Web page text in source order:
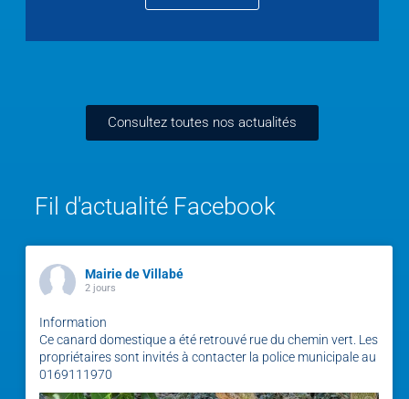
Consultez toutes nos actualités
Fil d'actualité Facebook
Mairie de Villabé
2 jours
Information
Ce canard domestique a été retrouvé rue du chemin vert. Les
propriétaires sont invités à contacter la police municipale au
0169111970